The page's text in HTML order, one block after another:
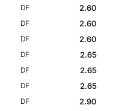
DF
2.60
DF
2.60
DF
2.60
DF
2.65
DF
2.65
DF
2.65
DF
2.90